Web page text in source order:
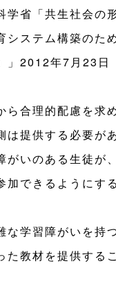
学省「共生社会の
システム構築のた
」2012年7月23日
ら合理的配慮を求
は提供する必要が
がいのある生徒が
加できるようにす
な学習障がいを持
た教材を提供する